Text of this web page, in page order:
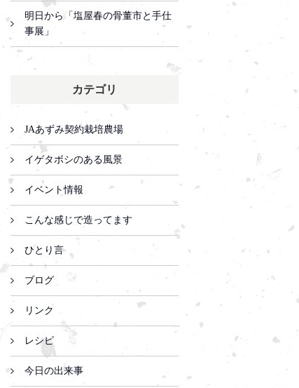
明日から「塩屋春の骨董市と手仕
事展」
カテゴリ
JAあずみ契約栽培農場
イゲタボシのある風景
イベント情報
こんな感じで造ってます
ひとり言
ブログ
リンク
レシピ
今日の出来事